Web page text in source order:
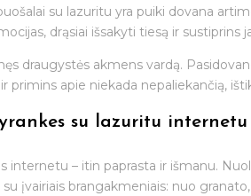
su lazuritu yra puiki dovana
drąsiai išsakyti tiesą ir
draugystės akmens vardą.
primins apie niekada nepaliekančią,
su lazuritu internetu
internetu – itin paprasta ir išmanu.
įvairiais brangakmeniais: nuo